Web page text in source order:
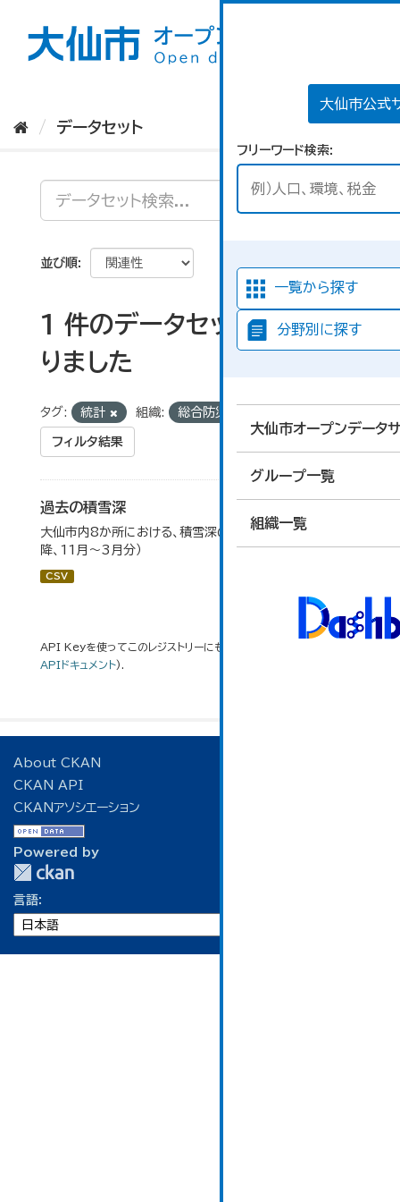
大仙市公式
フリーワード検索
一覧から探す
分野別に探す
大仙市オープンデータ
グループ一覧
組織一覧
データセット
並び順
1 件のデータセットが見つか
りました
タグ: 統計 組織: 総合防災課
フィルタ結果
過去の積雪深
大仙市内8か所における、積雪深の一覧（平成17年度以
降、11月～3月分）
CSV
API Keyを使ってこのレジストリーにもアクセス可能です
APIドキュメント).
About CKAN
CKAN API
CKANアソシエーション
Powered by
言語